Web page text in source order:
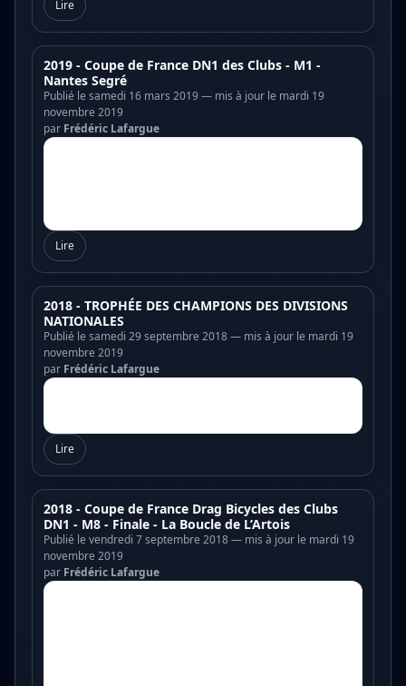
Lire
2019 - Coupe de France DN1 des Clubs - M1 -
Nantes Segré
Publié le samedi 16 mars 2019 — mis à jour le mardi 19
novembre 2019
par Frédéric Lafargue
Lire
2018 - TROPHÉE DES CHAMPIONS DES DIVISIONS
NATIONALES
Publié le samedi 29 septembre 2018 — mis à jour le mardi 19
novembre 2019
par Frédéric Lafargue
Lire
2018 - Coupe de France Drag Bicycles des Clubs
DN1 - M8 - Finale - La Boucle de L’Artois
Publié le vendredi 7 septembre 2018 — mis à jour le mardi 19
novembre 2019
par Frédéric Lafargue